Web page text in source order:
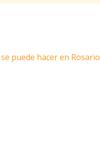
puede hacer en Rosario